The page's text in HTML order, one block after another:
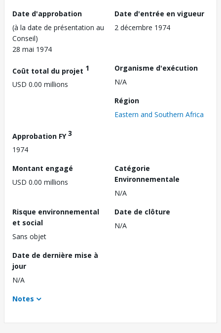
Date d'approbation
(à la date de présentation au
Conseil)
28 mai 1974
Date d'entrée en vigueur
2 décembre 1974
Coût total du projet 1
USD 0.00 millions
Organisme d'exécution
N/A
Région
Eastern and Southern Africa
Approbation FY3
1974
Montant engagé
USD 0.00 millions
Catégorie
Environnementale
N/A
Risque environnemental
et social
Sans objet
Date de clôture
N/A
Date de dernière mise à
jour
N/A
Notes